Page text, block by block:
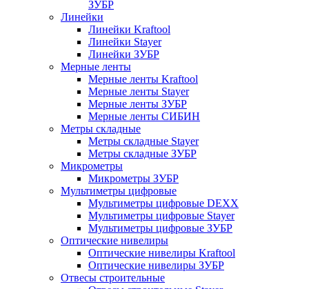
ЗУБР
Линейки
Линейки Kraftool
Линейки Stayer
Линейки ЗУБР
Мерные ленты
Мерные ленты Kraftool
Мерные ленты Stayer
Мерные ленты ЗУБР
Мерные ленты СИБИН
Метры складные
Метры складные Stayer
Метры складные ЗУБР
Микрометры
Микрометры ЗУБР
Мультиметры цифровые
Мультиметры цифровые DEXX
Мультиметры цифровые Stayer
Мультиметры цифровые ЗУБР
Оптические нивелиры
Оптические нивелиры Kraftool
Оптические нивелиры ЗУБР
Отвесы строительные